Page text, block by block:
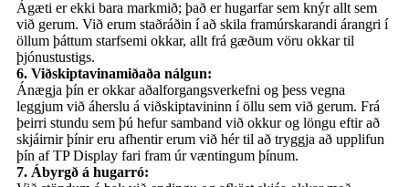
Ágæti er ekki bara markmið; það er hugarfar sem knýr allt sem
við gerum. Við erum staðráðin í að skila framúrskarandi árangri í
öllum þáttum starfsemi okkar, allt frá gæðum vöru okkar til
þjónustustigs.
6. Viðskiptavinamiðaða nálgun:
Ánægja þín er okkar aðalforgangsverkefni og þess vegna
leggjum við áherslu á viðskiptavininn í öllu sem við gerum. Frá
þeirri stundu sem þú hefur samband við okkur og löngu eftir að
skjáirnir þínir eru afhentir erum við hér til að tryggja að upplifun
þín af TP Display fari fram úr væntingum þínum.
7. Ábyrgð á hugarró: